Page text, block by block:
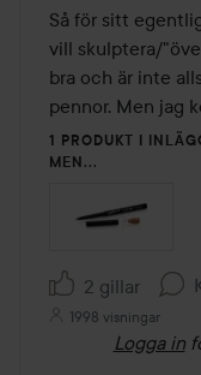
Så för sitt
vill skulptera/
bra och är inte
pennor. Men jag
1 PRODUKT I
MEN...
2 gillar
1998 visningar
Logga in